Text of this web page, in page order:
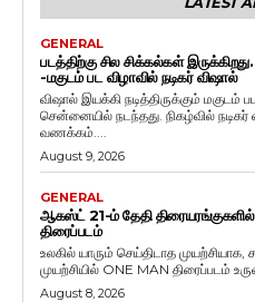
GENERAL
படத்திற்கு சில சிக்கல்கள்
-மகுடம் பட விழாவில் நடிகர் விஷால்
விஷால் இயக்கி நடித்திருக்கும் மகுடம்
சென்னையில் நடந்தது. நிகழ்வில் நடிகர் விஷால் பேசியதாவது, "அனைவருக்கும்
வணக்கம்....
August 9, 2026
GENERAL
ஆகஸ்ட் 21-ம் தேதி திரையரங்குகளில்
திரைப்படம்
உலகில் யாரும் செய்திடாத முயற்சியாக,
முயற்சியில் ONE MAN திரைப்படம்
August 8, 2026